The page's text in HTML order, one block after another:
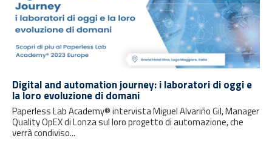
Digital and automation journey: i laboratori di oggi e
la loro evoluzione di domani
Paperless Lab Academy® intervista Miguel Alvariño Gil, Manager
Quality OpEX di Lonza sul loro progetto di automazione, che
verrà condiviso...